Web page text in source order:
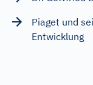
Piaget und
Entwicklung